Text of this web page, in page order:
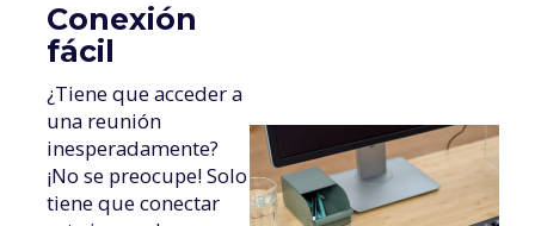
Conexión
fácil
¿Tiene que acceder a
una reunión
inesperadamente?
¡No se preocupe! Solo
tiene que conectar